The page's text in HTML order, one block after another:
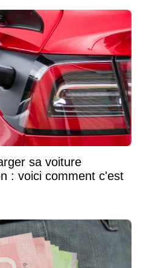
sa voiture
: voici comment c'est